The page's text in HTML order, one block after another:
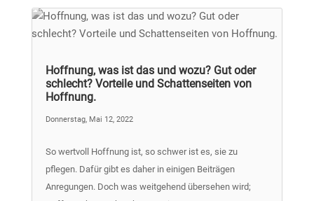
Hoffnung, was ist das und wozu? Gut oder
schlecht? Vorteile und Schattenseiten von
Hoffnung.
Donnerstag, Mai 12, 2022
So wertvoll Hoffnung ist, so schwer ist es, sie zu
pflegen. Dafür gibt es daher in einigen Beiträgen
Anregungen. Doch was weitgehend übersehen wird;